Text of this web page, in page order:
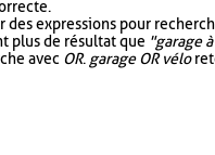
expressions pour
plus de résultat que "garage
avec OR. garage OR vélo